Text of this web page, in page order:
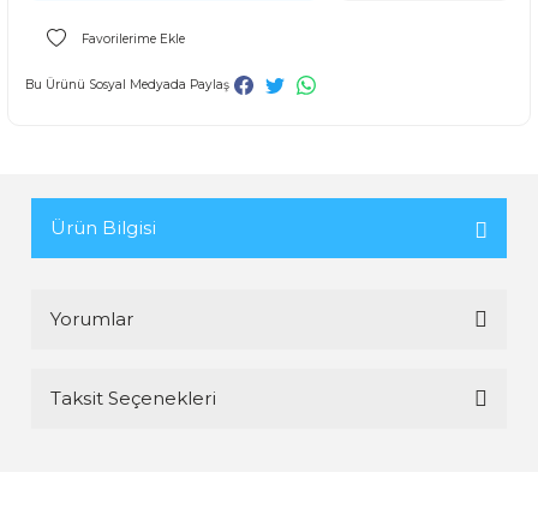
Bu Ürünü Sosyal Medyada Paylaş
Ürün Bilgisi
Yorumlar
Bu ürüne ilk yorumu siz yapın!
Taksit Seçenekleri